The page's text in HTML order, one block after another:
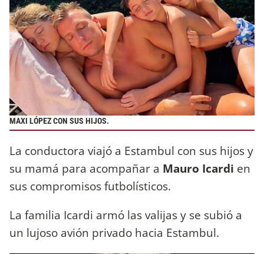
MAXI LÓPEZ CON SUS HIJOS.
La conductora viajó a Estambul con sus hijos y
su mamá para acompañar a Mauro Icardi en
sus compromisos futbolísticos.
La familia Icardi armó las valijas y se subió a
un lujoso avión privado hacia Estambul.